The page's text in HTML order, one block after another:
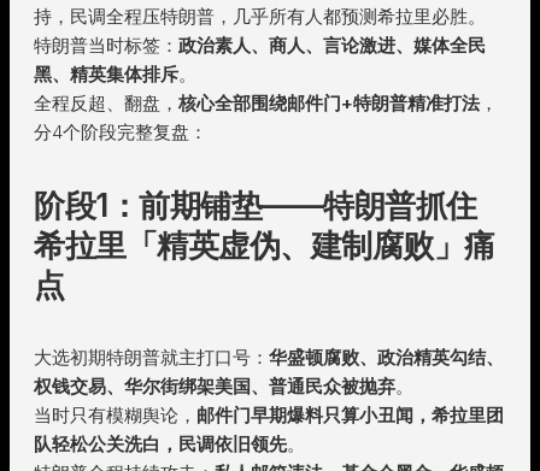
持，民调全程压特朗普，几乎所有人都预测希拉里必胜。
特朗普当时标签： 政治素人、商人、言论激进、媒体全民
黑、精英集体排斥。
全程反超、翻盘， 核心全部围绕邮件门+特朗普精准打法，
分4个阶段完整复盘：
阶段1：前期铺垫——特朗普抓住
希拉里「精英虚伪、建制腐败」痛
点
大选初期特朗普就主打口号： 华盛顿腐败、政治精英勾结、
权钱交易、华尔街绑架美国、普通民众被抛弃。
当时只有模糊舆论， 邮件门早期爆料只算小丑闻，希拉里团
队轻松公关洗白，民调依旧领先。